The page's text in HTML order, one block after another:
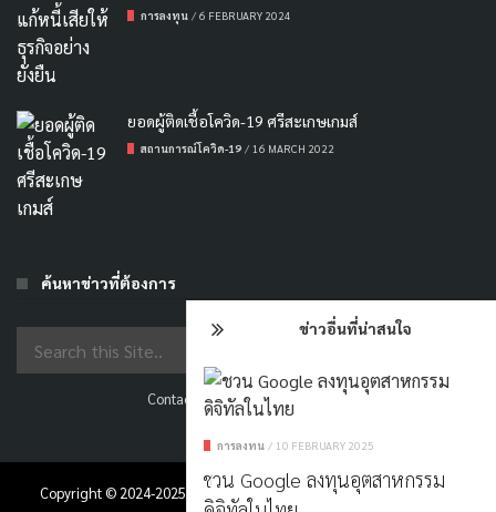
ข่าวอื่นที่น่าสนใจ
การลงทุน / 10 FEBRUARY 2025
ชวน Google ลงทุนอุตสาหกรรม
การลงทุน / 6 FEBRUARY 2024
ยอดผู้ติดเชื้อโควิด-19 ศรีสะเกษเกมส์
สถานการณ์โควิด-19 / 16 MARCH 2022
ค้นหาข่าวที่ต้องการ
Contact US|แจ้งปัญหา ลงโฆษณา
Copyright © 2024-2025 SWENTHTEAM. Powered by คลองม่วง กระบี่